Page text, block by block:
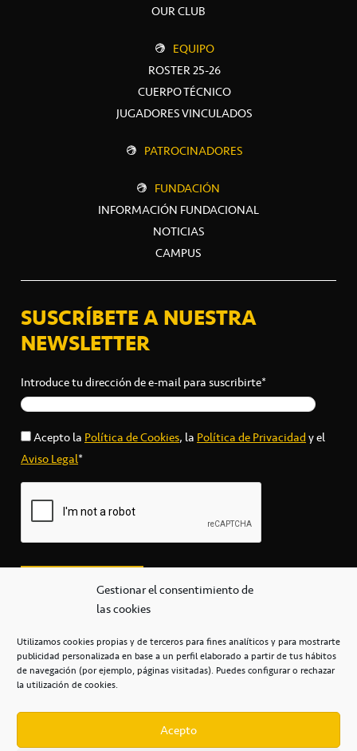
Gestionar el consentimiento de
las cookies
Utilizamos cookies propias y de terceros para fines analíticos y para mostrarte
publicidad personalizada en base a un perfil elaborado a partir de tus hábitos
de navegación (por ejemplo, páginas visitadas). Puedes configurar o rechazar
la utilización de cookies.
Acepto
OUR CLUB
EQUIPO
ROSTER 25-26
CUERPO TÉCNICO
JUGADORES VINCULADOS
PATROCINADORES
FUNDACIÓN
INFORMACIÓN FUNDACIONAL
NOTICIAS
CAMPUS
SUSCRÍBETE A NUESTRA
NEWSLETTER
Introduce tu dirección de e-mail para suscribirte*
Acepto laPolítica de Cookies, laPolítica de Privacidady el
Aviso Legal*
secretaria@cbcanarias.es
+34 922 253 684
Casa del Deporte / 38108 – La Laguna